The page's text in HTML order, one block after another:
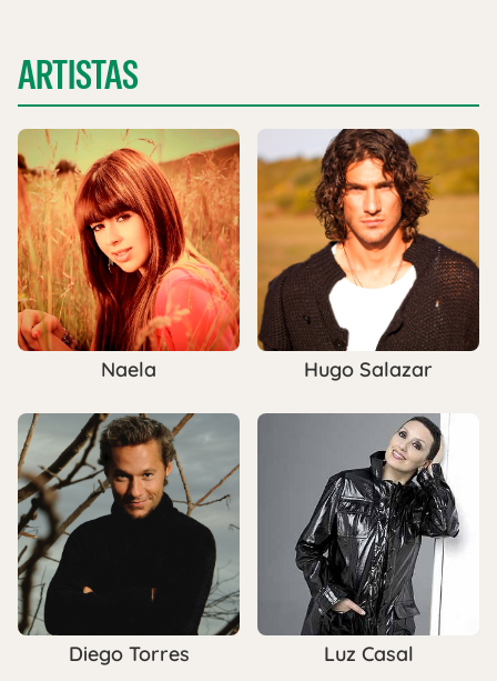
ARTISTAS
Naela Hugo Salazar
Diego Torres Luz Casal